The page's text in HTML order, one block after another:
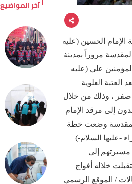
من زائري أربعينية الإمام الحسين (عليه
مروراً بمدينة
علي (عليه
العلوية
صفر ، وذلك من خلال
إلى مرقد الإمام
المقدسة وضعت خطة
-عليها السلام-)
مسيرتهم إلى
خلاله أفواج
/ الموقع الرسمي
آخر المواضيع